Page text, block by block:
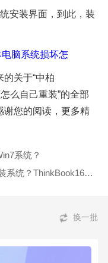
安装界面，到此，装
关于“中柏
么自己重装”的全部
谢您的阅读，更多精
系统？
下一篇：ThinkBook16+笔记本怎么重装系统？ThinkBook16+电脑U盘重装系统教学
换一批